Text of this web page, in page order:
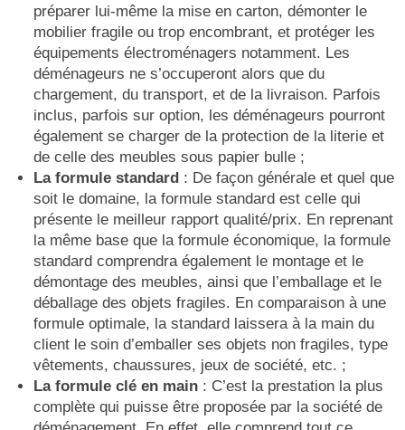
préparer lui-même la mise en carton, démonter le
mobilier fragile ou trop encombrant, et protéger les
équipements électroménagers notamment. Les
déménageurs ne s’occuperont alors que du
chargement, du transport, et de la livraison. Parfois
inclus, parfois sur option, les déménageurs pourront
également se charger de la protection de la literie et
de celle des meubles sous papier bulle ;
La formule standard: De façon générale et quel que
soit le domaine, la formule standard est celle qui
présente le meilleur rapport qualité/prix. En reprenant
la même base que la formule économique, la formule
standard comprendra également le montage et le
démontage des meubles, ainsi que l’emballage et le
déballage des objets fragiles. En comparaison à une
formule optimale, la standard laissera à la main du
client le soin d’emballer ses objets non fragiles, type
vêtements, chaussures, jeux de société, etc. ;
La formule clé en main: C’est la prestation la plus
complète qui puisse être proposée par la société de